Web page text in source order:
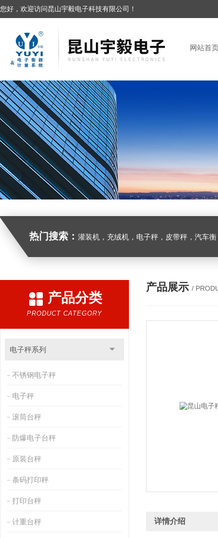
您好，欢迎访问昆山宇毅电子科技有限公司！
网站首
热门搜索： 灌装机，充绒机，电子秤，皮带秤，汽车
产品分类
PRODUCT CATEGORY
电子秤系列
不锈钢电子秤
电子秤
滚筒台秤
防爆电子台秤
原装台秤
条码打印秤
打印台秤
计重台秤
产品展示 /
详情介绍